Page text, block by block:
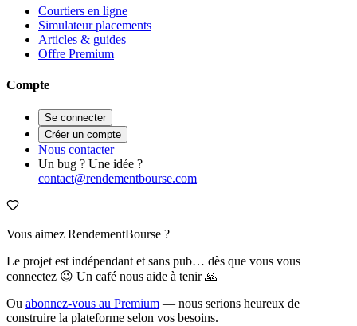
Courtiers en ligne
Simulateur placements
Articles & guides
Offre Premium
Compte
Se connecter
Créer un compte
Nous contacter
Un bug ? Une idée ?
contact@rendementbourse.com
Vous aimez RendementBourse ?
Le projet est indépendant et sans pub… dès que vous vous
connectez 😉 Un café nous aide à tenir 🙏
Ou abonnez-vous au Premium — nous serions heureux de
construire la plateforme selon vos besoins.